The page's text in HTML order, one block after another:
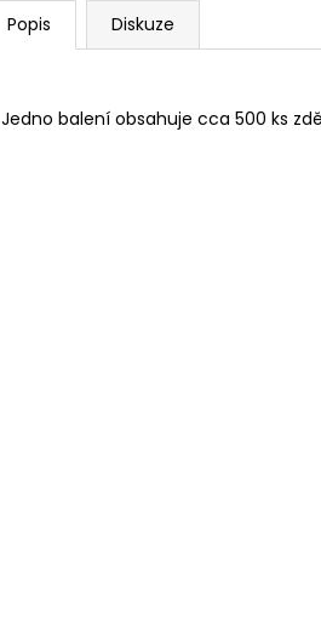
Popis Diskuze
Jedno balení obsahuje cca 500 ks